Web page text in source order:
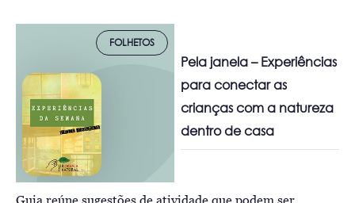
FOLHETOS
Pela janela – Experiências
para conectar as
crianças com a natureza
dentro de casa
Guia reúne sugestões de atividade que podem ser